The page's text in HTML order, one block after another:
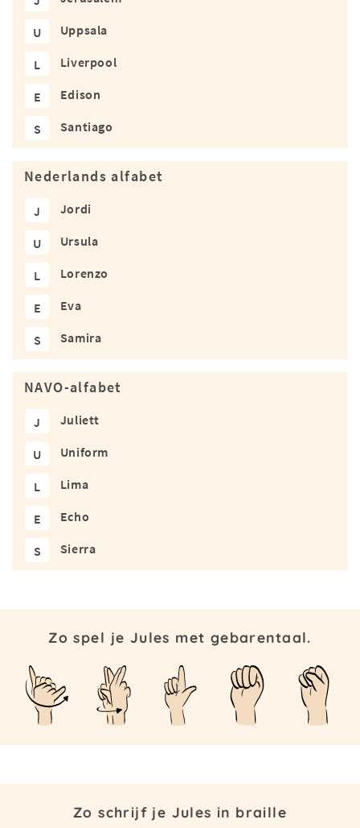
U Uppsala
L Liverpool
E Edison
S Santiago
Nederlands alfabet
J Jordi
U Ursula
L Lorenzo
E Eva
S Samira
NAVO-alfabet
J Juliett
U Uniform
L Lima
E Echo
S Sierra
Zo spel je Jules met gebarentaal.
Zo schrijf je Jules in braille